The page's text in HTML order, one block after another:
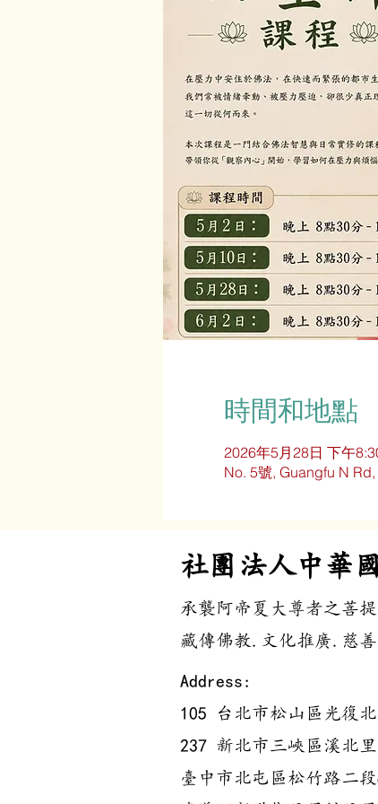
時間和地點
2026年5月28日 下午
No. 5號, Guangfu N
社團法人中華
承襲阿帝夏大尊者之菩
藏傳佛教.文化推廣.慈
Address:
105 台北市松山區光復
237 新北市三峽區溪北
臺中市北屯區松竹路二